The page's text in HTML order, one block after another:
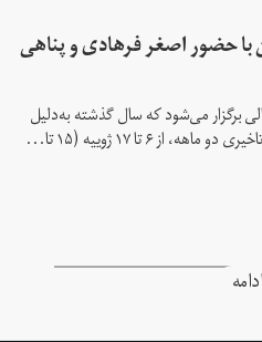
حضور اصغر فرهادی و پناهی
برگزار می‌شود که سال گذشته به‌دلیل
۶ تا ۱۷ ژوییه (۱۵ تا...
ادامه